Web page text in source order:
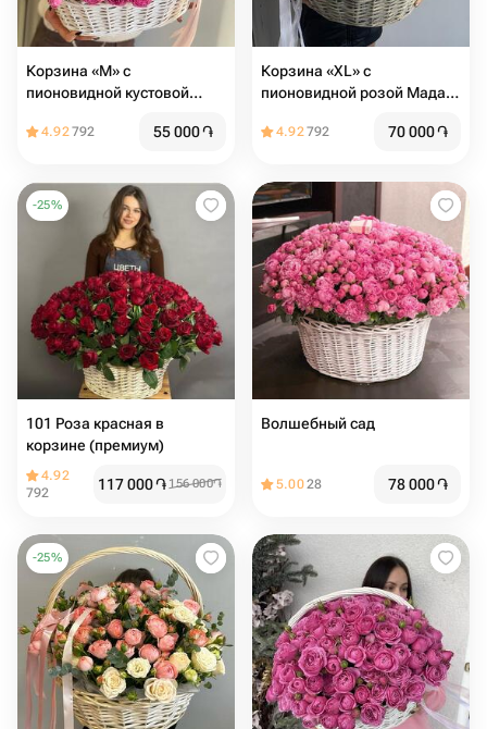
Корзина «M» с
пионовидной кустовой
4.92792 55 000֏
Корзина «XL» c
пионовидной розой Мадам
4.92792 70 000֏
-25%
101 Роза красная в
корзине (премиум)
4.92
792
117 000֏ 156 000֏
Волшебный сад
5.0028 78 000֏
-25%